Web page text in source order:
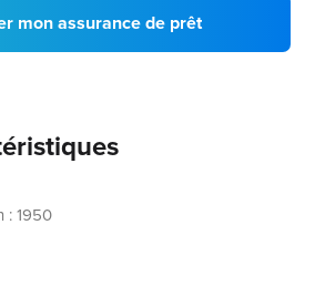
mon assurance de prêt
: 1950